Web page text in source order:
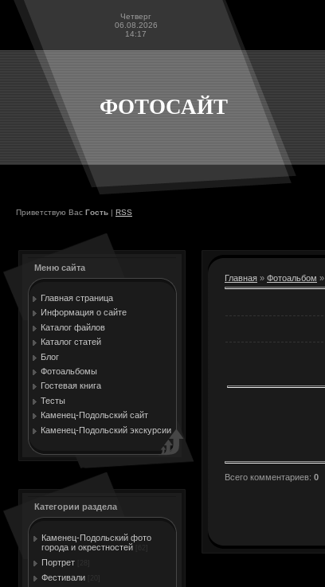
Четверг
06.08.2026
14:17
ФОТОСАЙТ
Приветствую Вас Гость | RSS
Меню сайта
Главная страница
Информация о сайте
Каталог файлов
Каталог статей
Блог
Фотоальбомы
Гостевая книга
Тесты
Каменец-Подольский сайт
Каменец-Подольский экскурсии
Категории раздела
Каменец-Подольский фото
города и окрестностей
Портрет
Фестивали
Главная » Фотоальбом »
Всего комментариев: 0